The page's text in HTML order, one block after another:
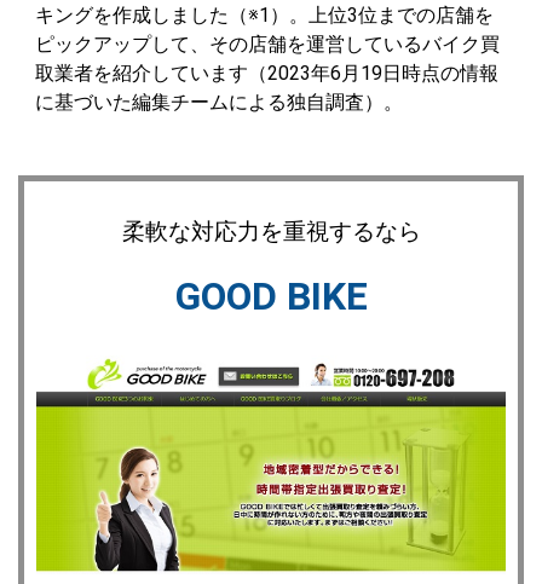
キングを作成しました（※1）。上位3位までの店舗を
ピックアップして、その店舗を運営しているバイク買
取業者を紹介しています（2023年6月19日時点の情報
に基づいた編集チームによる独自調査）。
柔軟な対応力を重視するなら
GOOD BIKE